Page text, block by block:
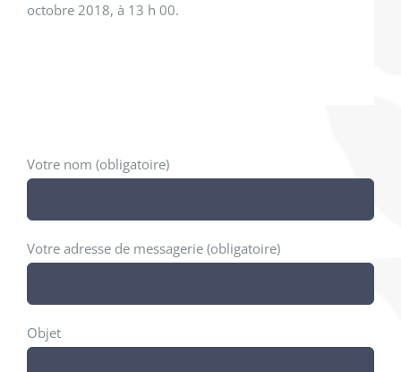
octobre 2018, à 13 h 00.
Votre nom (obligatoire)
Votre adresse de messagerie (obligatoire)
Objet